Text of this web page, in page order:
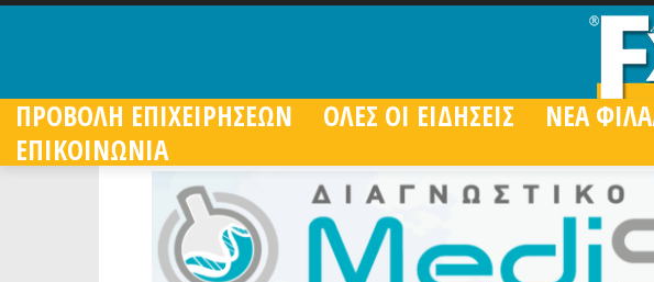
ΠΡΟΒΟΛΗ ΕΠΙΧΕΙΡΗΣΕΩΝ ΟΛΕΣ ΟΙ ΕΙΔΗΣΕΙΣ ΝΕΑ
ΕΠΙΚΟΙΝΩΝΙΑ